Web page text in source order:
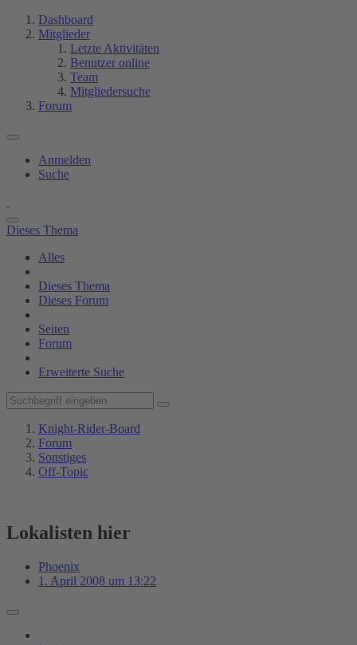
Dashboard
Mitglieder
Letzte Aktivitäten
Benutzer online
Team
Mitgliedersuche
Forum
Anmelden
Suche
Dieses Thema
Alles
Dieses Thema
Dieses Forum
Seiten
Forum
Erweiterte Suche
Knight-Rider-Board
Forum
Sonstiges
Off-Topic
Lokalisten hier
Phoenix
1. April 2008 um 13:22